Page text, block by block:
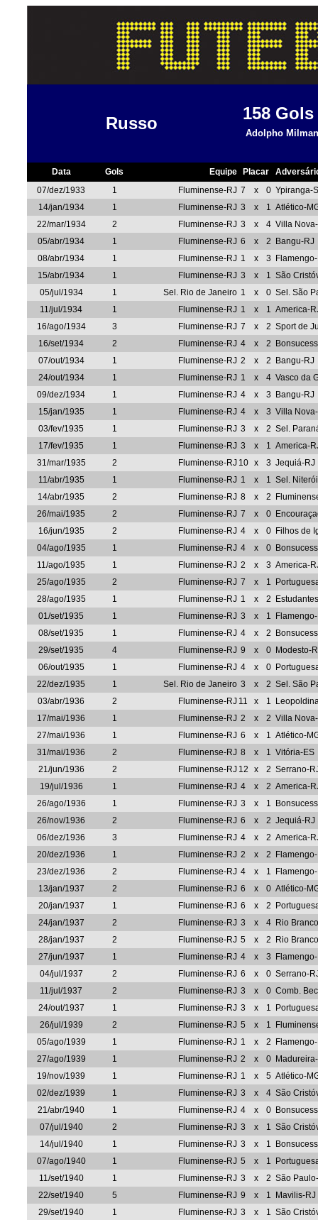
Russo
158 Gols
Adolpho Milman
Data Gols Equipe Placar
07/dez/1933
1 Fluminense-RJ 7 x 0 Ypiranga-
14/jan/1934
1 Fluminense-RJ 3 x 1 Atlético-
22/mar/1934
2 Fluminense-RJ 3 x 4 Villa
05/abr/1934
1 Fluminense-RJ 6 x 2
Bangu-RJ
08/abr/1934
1 Fluminense-RJ 1 x 3
15/abr/1934
1 Fluminense-RJ 3 x 1 São
05/jul/1934
1 Sel. Rio de Janeiro 1 x 0 Sel. São
11/jul/1934
1 Fluminense-RJ 1 x 1 America-
16/ago/1934
3 Fluminense-RJ 7 x 2 Sport de
16/set/1934
2 Fluminense-RJ 4 x 2
07/out/1934
1 Fluminense-RJ 2 x 2
Bangu-RJ
24/out/1934
1 Fluminense-RJ 1 x 4 Vasco da
09/dez/1934
1 Fluminense-RJ 4 x 3
Bangu-RJ
15/jan/1935
1 Fluminense-RJ 4 x 3 Villa
03/fev/1935
1 Fluminense-RJ 3 x 2 Sel.
17/fev/1935
1 Fluminense-RJ 3 x 1 America-
31/mar/1935
2 Fluminense-RJ 10 x 3 Jequiá-RJ
11/abr/1935
1 Fluminense-RJ 1 x 1 Sel. Niterói
14/abr/1935
2 Fluminense-RJ 8 x 2
26/mai/1935
2 Fluminense-RJ 7 x 0
16/jun/1935
2 Fluminense-RJ 4 x 0 Filhos de
04/ago/1935
1 Fluminense-RJ 4 x 0
11/ago/1935
1 Fluminense-RJ 2 x 3 America-
25/ago/1935
2 Fluminense-RJ 7 x 1
28/ago/1935
1 Fluminense-RJ 1 x 2
01/set/1935
1 Fluminense-RJ 3 x 1
08/set/1935
1 Fluminense-RJ 4 x 2
29/set/1935
4 Fluminense-RJ 9 x 0 Modesto-
06/out/1935
1 Fluminense-RJ 4 x 0
22/dez/1935
1 Sel. Rio de Janeiro 3 x 2 Sel. São
03/abr/1936
2 Fluminense-RJ 11 x 1
17/mai/1936
1 Fluminense-RJ 2 x 2 Villa
27/mai/1936
1 Fluminense-RJ 6 x 1 Atlético-
31/mai/1936
2 Fluminense-RJ 8 x 1 Vitória-ES
21/jun/1936
2 Fluminense-RJ 12 x 2 Serrano-
19/jul/1936
1 Fluminense-RJ 4 x 2 America-
26/ago/1936
1 Fluminense-RJ 3 x 1
26/nov/1936
2 Fluminense-RJ 6 x 2 Jequiá-RJ
06/dez/1936
3 Fluminense-RJ 4 x 2 America-
20/dez/1936
1 Fluminense-RJ 2 x 2
23/dez/1936
2 Fluminense-RJ 4 x 1
13/jan/1937
2 Fluminense-RJ 6 x 0 Atlético-
20/jan/1937
1 Fluminense-RJ 6 x 2
24/jan/1937
2 Fluminense-RJ 3 x 4 Rio
28/jan/1937
2 Fluminense-RJ 5 x 2
Rio
27/jun/1937
1 Fluminense-RJ 4 x 3
04/jul/1937
2 Fluminense-RJ 6 x 0 Serrano-
11/jul/1937
2 Fluminense-RJ 3 x 0 Comb.
24/out/1937
1 Fluminense-RJ 3 x 1
26/jul/1939
2 Fluminense-RJ 5 x 1
05/ago/1939
1 Fluminense-RJ 1 x 2
27/ago/1939
1 Fluminense-RJ 2 x 0
19/nov/1939
1 Fluminense-RJ 1 x 5 Atlético-
02/dez/1939
1 Fluminense-RJ 3 x 4 São
21/abr/1940
1 Fluminense-RJ 4 x 0
07/jul/1940
2 Fluminense-RJ 3 x 1 São
14/jul/1940
1 Fluminense-RJ 3 x 1
07/ago/1940
1 Fluminense-RJ 5 x 1
11/set/1940
1 Fluminense-RJ 3 x 2 São
22/set/1940
5 Fluminense-RJ 9 x 1
Mavilis-RJ
29/set/1940
1 Fluminense-RJ 3 x 1 São